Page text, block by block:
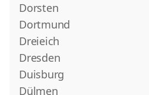
Dorsten
Dortmund
Dreieich
Dresden
Duisburg
Dülmen